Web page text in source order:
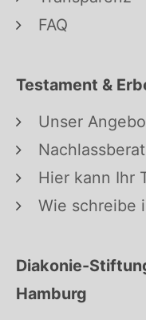
FAQ
Testament &
Unser
Hier kann Ihr
Wie schreibe
Diakonie-
Hamburg